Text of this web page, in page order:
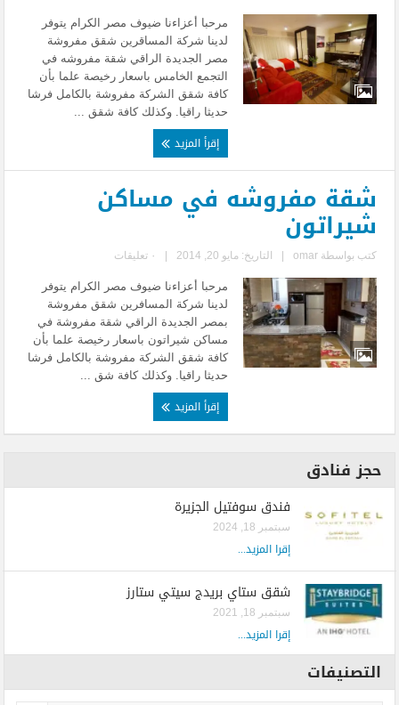
مرحبا أعزاءنا ضيوف مصر الكرام يتوفر
لدينا شركة المساقرين شقق مفروشة
مصر الجديدة الراقي شقة مفروشه في
التجمع الخامس باسعار رخيصة علما بأن
كافة شقق الشركة مفروشة بالكامل فرشا
حديثا راقيا. وكذلك كافة شقق ...
إقرأ المزيد
شقة مفروشه في مساكن
شيراتون
كتب بواسطةomar التاريخ: مايو 20, 2014 ٠ تعليقات
مرحبا أعزاءنا ضيوف مصر الكرام يتوفر
لدينا شركة المسافرين شقق مفروشة
بمصر الجديدة الراقي شقة مفروشة في
مساكن شيراتون باسعار رخيصة علما بأن
كافة شقق الشركة مفروشة بالكامل فرشا
حديثا راقيا. وكذلك كافة شق ...
إقرأ المزيد
حجز فنادق
فندق سوفتيل الجزيرة
سبتمبر 18, 2024
إقرا المزيد...
شقق ستاي بريدج سيتي ستارز
سبتمبر 18, 2021
إقرا المزيد...
التصنيفات